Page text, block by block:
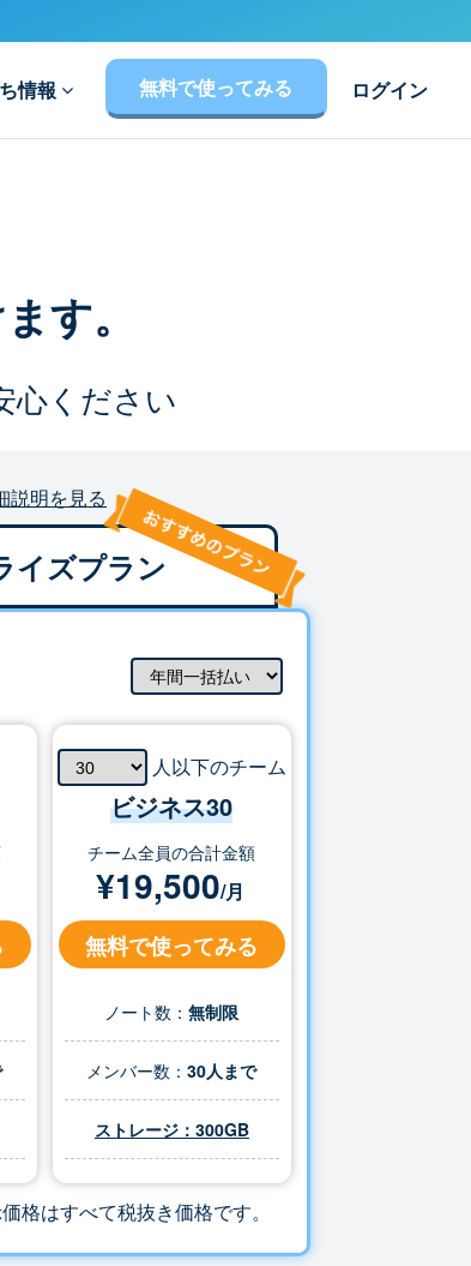
情報 無料で使ってみる ログイン
す。
心ください
説明を見る
イズプラン
人以下のチーム
ビジネス30
チーム全員の合計金額
¥19,500/月
無料で使ってみる
ノート数：無制限
メンバー数：30人まで
ストレージ： 300GB
格はすべて税抜き価格です。